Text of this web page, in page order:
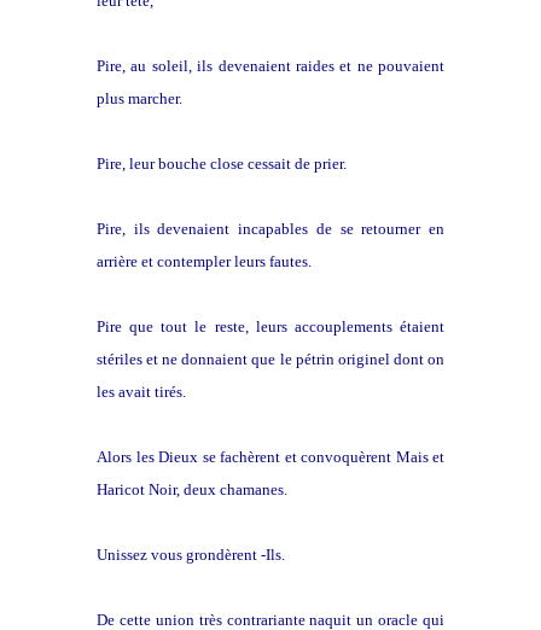
Pire, au soleil, ils devenaient raides et ne pouvaient
plus marcher.
Pire, leur bouche close cessait de prier.
Pire, ils devenaient incapables de se retourner en
arrière et contempler leurs fautes.
Pire que tout le reste, leurs accouplements étaient
stériles et ne donnaient que le pétrin originel dont on
les avait tirés.
Alors les Dieux se fachèrent et convoquèrent Mais et
Haricot Noir, deux chamanes.
Unissez vous grondèrent -Ils.
De cette union très contrariante naquit un oracle qui